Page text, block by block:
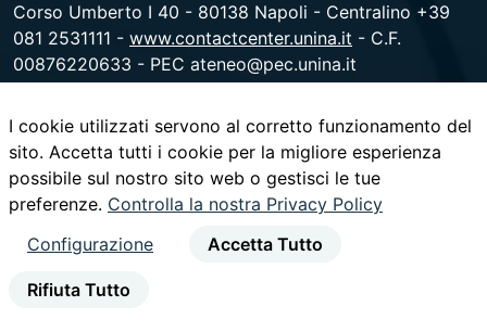
Corso Umberto I 40 - 80138 Napoli - Centralino +39
081 2531111 - www.contactcenter.unina.it - C.F.
00876220633 - PEC ateneo@pec.unina.it
youtubeinstagramfacebook
twitter
I cookie utilizzati servono al corretto funzionamento del
sito. Accetta tutti i cookie per la migliore esperienza
possibile sul nostro sito web o gestisci le tue
preferenze. Controlla la nostra Privacy Policy
Configurazione
Accetta Tutto
Rifiuta Tutto